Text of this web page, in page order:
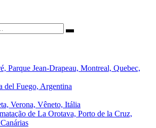
Parque Jean-Drapeau, Montreal, Quebec,
del Fuego, Argentina
Verona, Vêneto, Itália
de La Orotava, Porto de la Cruz,